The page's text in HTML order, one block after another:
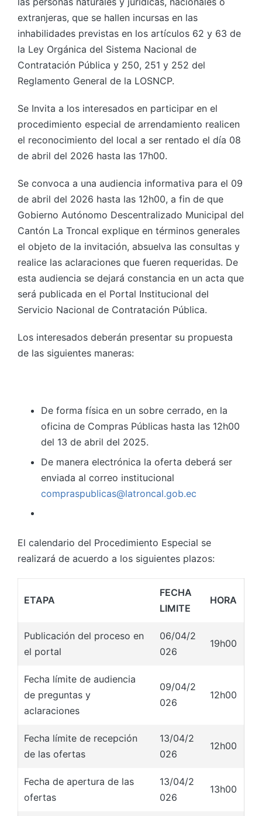
extranjeras, que se hallen incursas en las
inhabilidades previstas en los artículos 62 y 63 de
la Ley Orgánica del Sistema Nacional de
Contratación Pública y 250, 251 y 252 del
Reglamento General de la LOSNCP.
Se Invita a los interesados en participar en el
procedimiento especial de arrendamiento realicen
el reconocimiento del local a ser rentado el día 08
de abril del 2026 hasta las 17h00.
Se convoca a una audiencia informativa para el 09
de abril del 2026 hasta las 12h00, a fin de que
Gobierno Autónomo Descentralizado Municipal del
Cantón La Troncal explique en términos generales
el objeto de la invitación, absuelva las consultas y
realice las aclaraciones que fueren requeridas. De
esta audiencia se dejará constancia en un acta que
será publicada en el Portal Institucional del
Servicio Nacional de Contratación Pública.
Los interesados deberán presentar su propuesta
de las siguientes maneras:
De forma física en un sobre cerrado, en la
oficina de Compras Públicas hasta las 12h00
del 13 de abril del 2025.
De manera electrónica la oferta deberá ser
enviada al correo institucional
compraspublicas@latroncal.gob.ec
El calendario del Procedimiento Especial se
realizará de acuerdo a los siguientes plazos:
ETAPA
FECHA
LIMITE
HORA
Publicación del proceso en
el portal
06/04/2
026
19h00
Fecha límite de audiencia
de preguntas y
aclaraciones
09/04/2
026
12h00
Fecha límite de recepción
de las ofertas
13/04/2
026
12h00
Fecha de apertura de las
ofertas
13/04/2
026
13h00